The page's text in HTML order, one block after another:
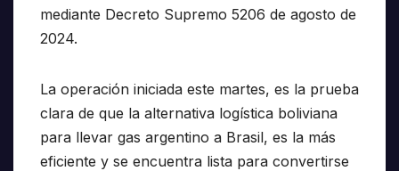
mediante Decreto Supremo 5206 de agosto de
2024.
La operación iniciada este martes, es la prueba
clara de que la alternativa logística boliviana
para llevar gas argentino a Brasil, es la más
eficiente y se encuentra lista para convertirse